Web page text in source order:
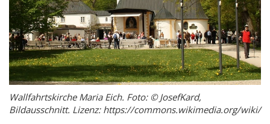
Wallfahrtskirche Maria Eich. Foto: © JosefKard,
Bildausschnitt. Lizenz: https://commons.wikimedia.org/wiki/